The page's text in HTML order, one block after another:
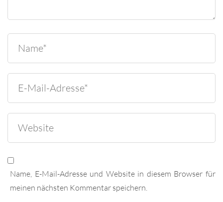
Name, E-Mail-Adresse und Website in diesem Browser für
meinen nächsten Kommentar speichern.